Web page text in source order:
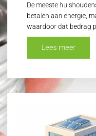
De meeste
betalen aan energie,
waardoor dat bedrag
Lees meer